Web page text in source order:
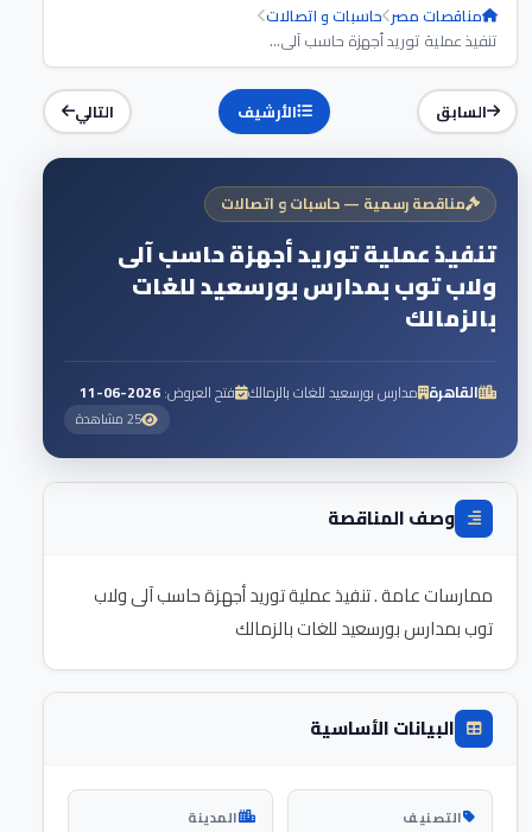
مناقصات مصر حاسبات و اتصالات
تنفيذ عملية توريد أجهزة حاسب آلى...
السابق الأرشيف التالي
مناقصة رسمية — حاسبات و اتصالات
تنفيذ عملية توريد أجهزة حاسب آلى
ولاب توب بمدارس بورسعيد للغات
بالزمالك
القاهرة مدارس بورسعيد للغات بالزمالك فتح العروض:2026-06-11
25 مشاهدة
وصف المناقصة
ممارسات عامة . تنفيذ عملية توريد أجهزة حاسب آلى ولاب
توب بمدارس بورسعيد للغات بالزمالك
البيانات الأساسية
التصنيف المدينة